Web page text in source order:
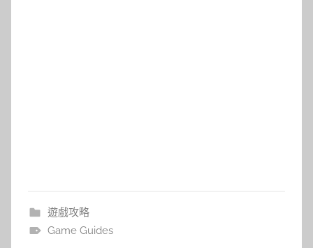
遊戲攻略
Game Guides